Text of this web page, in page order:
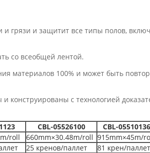
грязи и защитит все типы полов,
со всеобщей лентой.
материалов 100% и может быть
с технологией
CBL-05526100
CBL-
roll 660mm×30.48m/roll 915mm×45m/
25 кренов/паллет
81 крен/паллет